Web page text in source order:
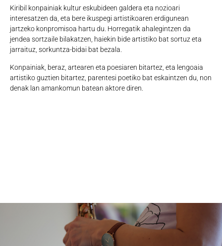
Kiribil konpainiak kultur eskubideen galdera eta nozioari
interesatzen da, eta bere ikuspegi artistikoaren erdigunean
jartzeko konpromisoa hartu du. Horregatik ahalegintzen da
jendea sortzaile bilakatzen, haiekin bide artistiko bat sortuz eta
jarraituz, sorkuntza-bidai bat bezala.
Konpainiak, beraz, artearen eta poesiaren bitartez, eta lengoaia
artistiko guztien bitartez, parentesi poetiko bat eskaintzen du, non
denak lan amankomun batean aktore diren.